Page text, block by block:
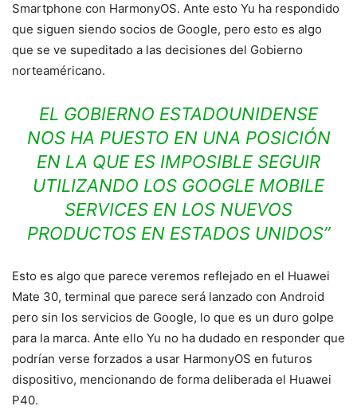
Smartphone con HarmonyOS. Ante esto Yu ha respondido
que siguen siendo socios de Google, pero esto es algo
que se ve supeditado a las decisiones del Gobierno
norteaméricano.
EL GOBIERNO ESTADOUNIDENSE
NOS HA PUESTO EN UNA POSICIÓN
EN LA QUE ES IMPOSIBLE SEGUIR
UTILIZANDO LOS GOOGLE MOBILE
SERVICES EN LOS NUEVOS
PRODUCTOS EN ESTADOS UNIDOS”
Esto es algo que parece veremos reflejado en el Huawei
Mate 30, terminal que parece será lanzado con Android
pero sin los servicios de Google, lo que es un duro golpe
para la marca. Ante ello Yu no ha dudado en responder que
podrían verse forzados a usar HarmonyOS en futuros
dispositivo, mencionando de forma deliberada el Huawei
P40.